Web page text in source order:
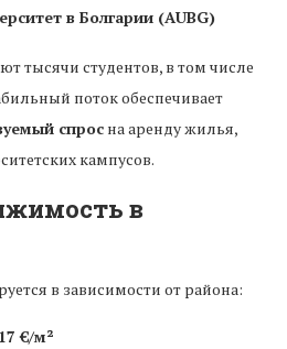
в Болгарии (AUBG)
тысячи студентов, в том числе
поток обеспечивает
спрос на аренду жилья,
кампусов.
в
в зависимости от района:
€/м²